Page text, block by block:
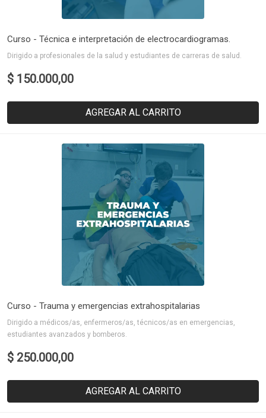
Curso - Técnica e interpretación de electrocardiogramas.
Dirigido a profesionales de la salud y estudiantes de carreras de salud.
$ 150.000,00
AGREGAR AL CARRITO
Curso - Trauma y emergencias extrahospitalarias
Dirigido a médicos/as, enfermeros/as, técnicos/as en emergencias,
estudiantes avanzados y bomberos.
$ 250.000,00
AGREGAR AL CARRITO